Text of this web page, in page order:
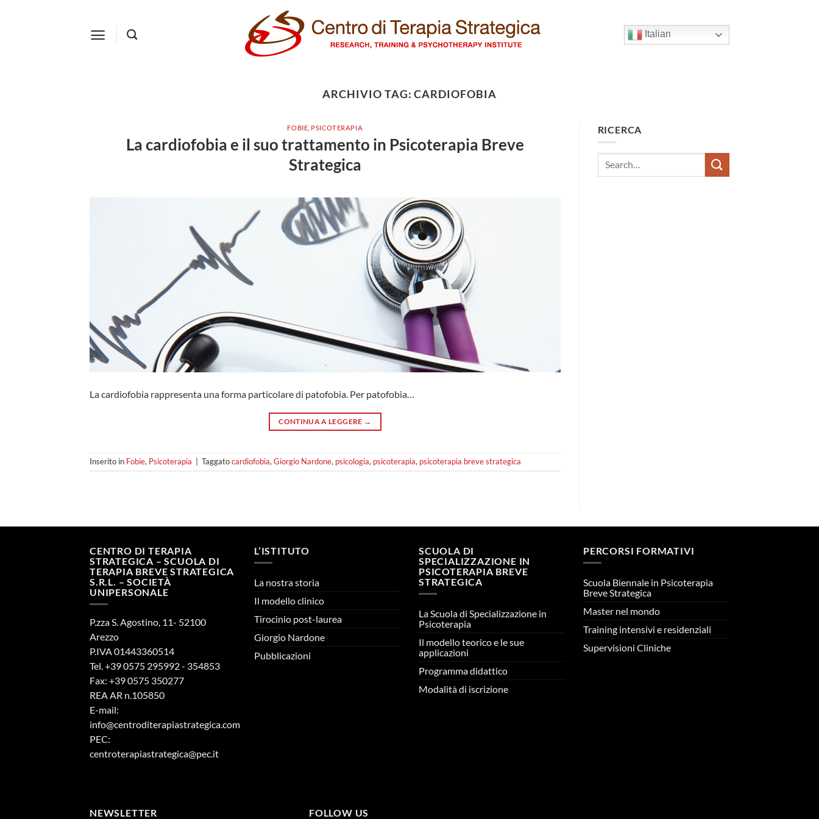
Italian
ARCHIVIO TAG:CARDIOFOBIA
FOBIE ,PSICOTERAPIA
La cardiofobia e il suo trattamento in Psicoterapia Breve
Strategica
La cardiofobia rappresenta una forma particolare di patofobia. Per patofobia…
CONTINUA A LEGGERE →
Inserito in Fobie, Psicoterapia Taggatocardiofobia, Giorgio Nardone, psicologia, psicoterapia, psicoterapia breve strategica
RICERCA
CENTRO DI TERAPIA
STRATEGICA – SCUOLA DI
TERAPIA BREVE STRATEGICA
S.R.L. – SOCIETÀ
UNIPERSONALE
P.zza S. Agostino, 11- 52100
Arezzo
P.IVA 01443360514
Tel. +39 0575 295992 - 354853
Fax: +39 0575 350277
REA AR n.105850
E-mail:
info@centroditerapiastrategica.com
PEC:
centroterapiastrategica@pec.it
L’ISTITUTO
La nostra storia
Il modello clinico
Tirocinio post-laurea
Giorgio Nardone
Pubblicazioni
SCUOLA DI
SPECIALIZZAZIONE IN
PSICOTERAPIA BREVE
STRATEGICA
La Scuola di Specializzazione in
Psicoterapia
Il modello teorico e le sue
applicazioni
Programma didattico
Modalità di iscrizione
PERCORSI FORMATIVI
Scuola Biennale in Psicoterapia
Breve Strategica
Master nel mondo
Training intensivi e residenziali
Supervisioni Cliniche
NEWSLETTER FOLLOW US